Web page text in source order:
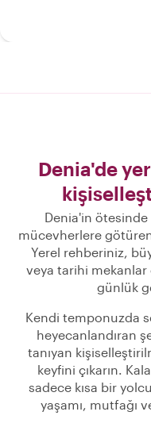
Denia'de
Denia'in ötesinde
mücevherlere
Yerel rehberiniz,
veya tarihi mekanlar
günlük
Kendi temponuzda
heyecanlandıran
tanıyan
keyfini çıkarın.
sadece kısa bir
yaşamı, mutfağı